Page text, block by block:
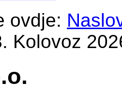
ovdje:
Kolovoz